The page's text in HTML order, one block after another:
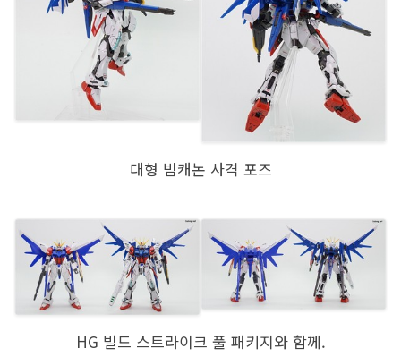
대형 빔캐논 사격 포즈
HG 빌드 스트라이크 풀 패키지와 함께.